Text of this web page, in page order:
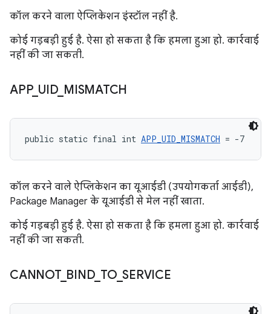
कॉल करने वाला ऐप्लिकेशन इंस्टॉल नहीं है.
कोई गड़बड़ी हुई है. ऐसा हो सकता है कि हमला हुआ हो. कार्रवाई
नहीं की जा सकती.
APP_ UID_ MISMATCH
public static final int APP_UID_MISMATCH = -7
कॉल करने वाले ऐप्लिकेशन का यूआईडी (उपयोगकर्ता आईडी),
Package Manager के यूआईडी से मेल नहीं खाता.
कोई गड़बड़ी हुई है. ऐसा हो सकता है कि हमला हुआ हो. कार्रवाई
नहीं की जा सकती.
CANNOT_ BIND_ TO_SERVICE